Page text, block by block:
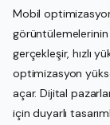
Mobil
görüntülemelerinin
gerçekleşir, hızlı
optimizasyon
açar. Dijital
için duyarlı